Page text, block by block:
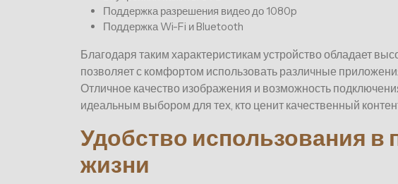
Поддержка разрешения видео до 1080p
Поддержка Wi-Fi и Bluetooth
Благодаря таким характеристикам устройство обладает
позволяет с комфортом использовать различные
Отличное качество изображения и возможность
идеальным выбором для тех, кто ценит качественный
Удобство использования в
жизни